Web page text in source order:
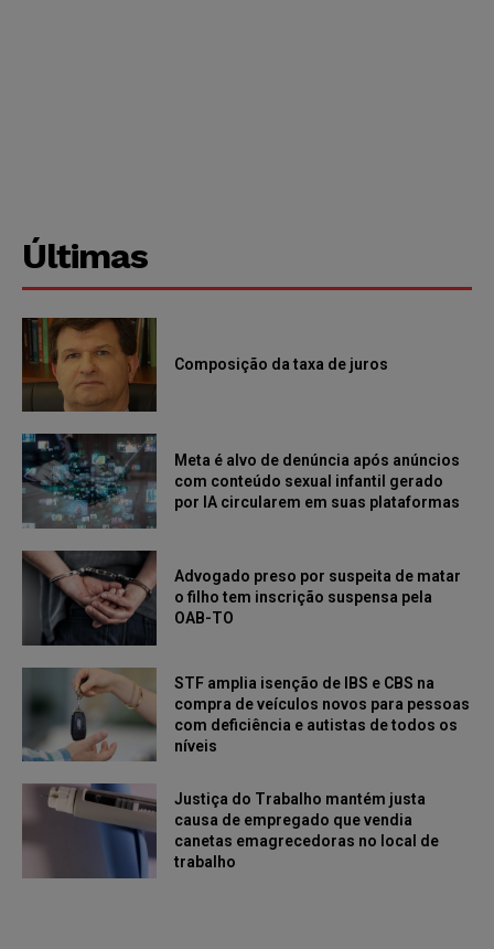
Últimas
Composição da taxa de juros
Meta é alvo de denúncia após anúncios
com conteúdo sexual infantil gerado
por IA circularem em suas plataformas
Advogado preso por suspeita de matar
o filho tem inscrição suspensa pela
OAB-TO
STF amplia isenção de IBS e CBS na
compra de veículos novos para pessoas
com deficiência e autistas de todos os
níveis
Justiça do Trabalho mantém justa
causa de empregado que vendia
canetas emagrecedoras no local de
trabalho